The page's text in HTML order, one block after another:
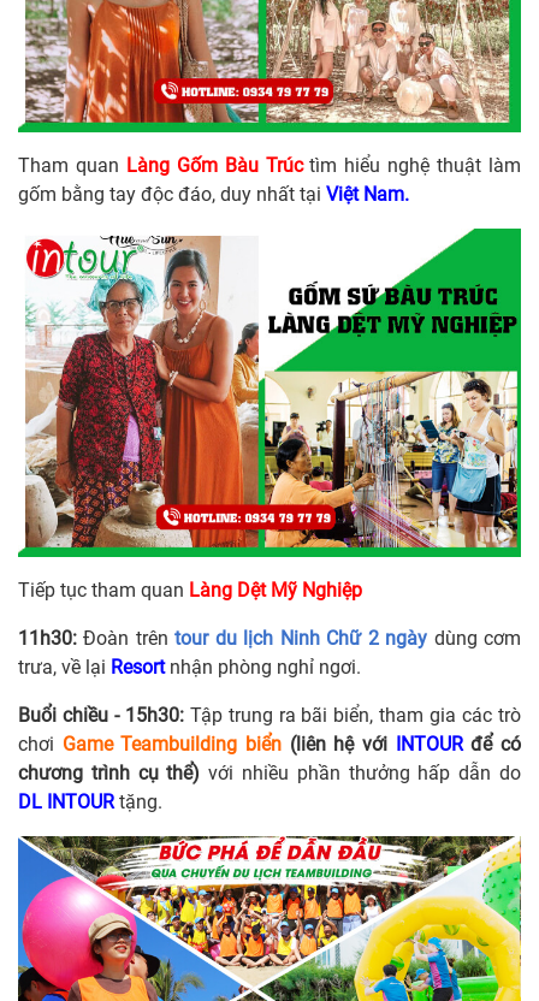
Tham quan Làng Gốm Bàu Trúc tìm hiểu nghệ thuật làm
gốm bằng tay độc đáo, duy nhất tại Việt Nam.
Tiếp tục tham quan Làng Dệt Mỹ Nghiệp
11h30: Đoàn trêntour du lịch Ninh Chữ 2 ngày dùng cơm
trưa, về lại Resortnhận phòng nghỉ ngơi.
Buổi chiều - 15h30:Tập trung ra bãi biển, tham gia các trò
chơi Game Teambuilding biển (liên hệ với INTOURđể có
chương trình cụ thể)với nhiều phần thưởng hấp dẫn do
DL INTOURtặng.